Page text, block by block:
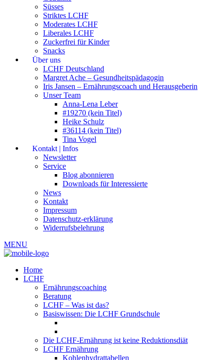
Süsses
Striktes LCHF
Moderates LCHF
Liberales LCHF
Zuckerfrei für Kinder
Snacks
Über uns
LCHF Deutschland
Margret Ache – Gesundheitspädagogin
Iris Jansen – Ernährungscoach und Herausgeberin
Unser Team
Anna-Lena Leber
#19270 (kein Titel)
Heike Schulz
#36114 (kein Titel)
Tina Vogel
Kontakt | Infos
Newsletter
Service
Blog abonnieren
Downloads für Interessierte
News
Kontakt
Impressum
Datenschutz-erklärung
Widerrufsbelehrung
MENU
Home
LCHF
Ernährungscoaching
Beratung
LCHF – Was ist das?
Basiswissen: Die LCHF Grundschule
Die LCHF-Ernährung ist keine Reduktionsdiät
LCHF Ernährung
Kohlenhydrattabellen